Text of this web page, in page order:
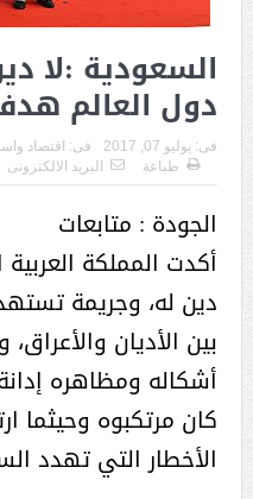
السعودية :لا
دول العالم
فى: يوليو 07, 2017 فى: اقتصاد
طباعة
البريد الالكترونى
الجودة : متابعات
أكدت المملكة
دين له، وجريمة
بين الأديان
أشكاله ومظاهره
كان مرتكبوه وحيثما
الأخطار التي تهدد